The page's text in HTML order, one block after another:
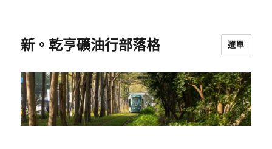
新。乾亨礦油行部落格 選單